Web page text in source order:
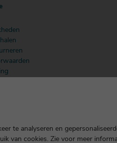
te analyseren en
van cookies. Zie voor meer